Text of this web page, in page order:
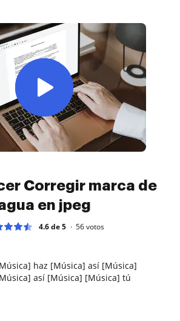
Corregir marca de
en jpeg
4.6 de 5 56votos
haz [Música] así [Música]
así [Música] [Música] tú